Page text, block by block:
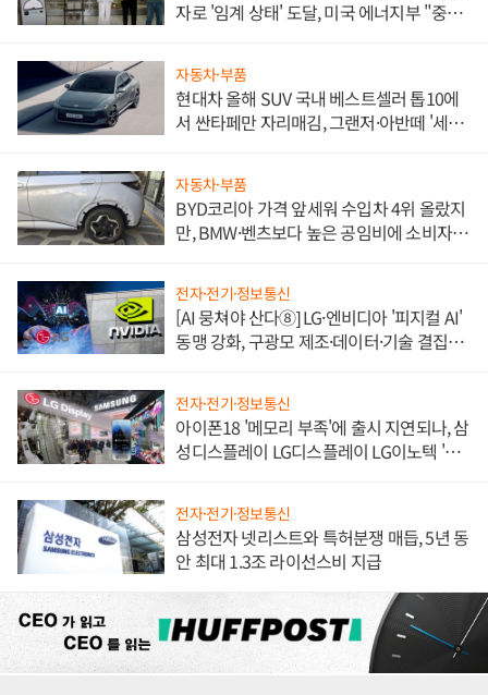
자로 '임계 상태' 도달, 미국 에너지부 "중요
자동차·부품
현대차 올해 SUV 국내 베스트셀러 톱10에
서 싼타페만 자리매김, 그랜저·아반떼 '세단
자동차·부품
BYD코리아 가격 앞세워 수입차 4위 올랐지
만, BMW·벤츠보다 높은 공임비에 소비자
전자·전기·정보통신
[AI 뭉쳐야 산다⑧] LG·엔비디아 '피지컬 AI'
동맹 강화, 구광모 제조·데이터·기술 결집
전자·전기·정보통신
아이폰18 '메모리 부족'에 출시 지연되나, 삼
성디스플레이 LG디스플레이 LG이노텍 '탈
전자·전기·정보통신
삼성전자 넷리스트와 특허분쟁 매듭, 5년 동
안 최대 1.3조 라이선스비 지급